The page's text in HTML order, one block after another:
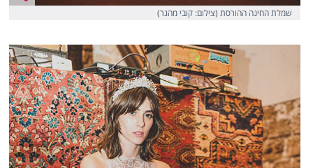
שמלת החינה ההורסת (צילום: קובי מהגר)